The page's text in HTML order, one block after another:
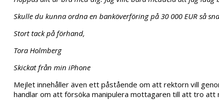
Skulle du kunna ordna en banköverföring på 30 000 EUR så
Stort tack på förhand,
Tora Holmberg
Skickat från min iPhone
Mejlet innehåller även ett påstående om att rektorn vill
handlar om att försöka manipulera mottagaren till att tro